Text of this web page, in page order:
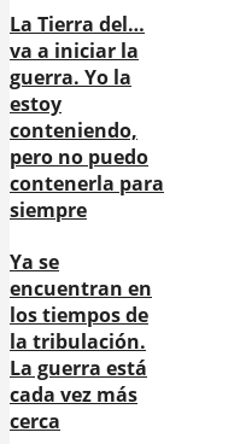
La Tierra del…
va a iniciar la
guerra. Yo la
estoy
conteniendo,
pero no puedo
contenerla para
siempre
Ya se
encuentran en
los tiempos de
la tribulación.
La guerra está
cada vez más
cerca